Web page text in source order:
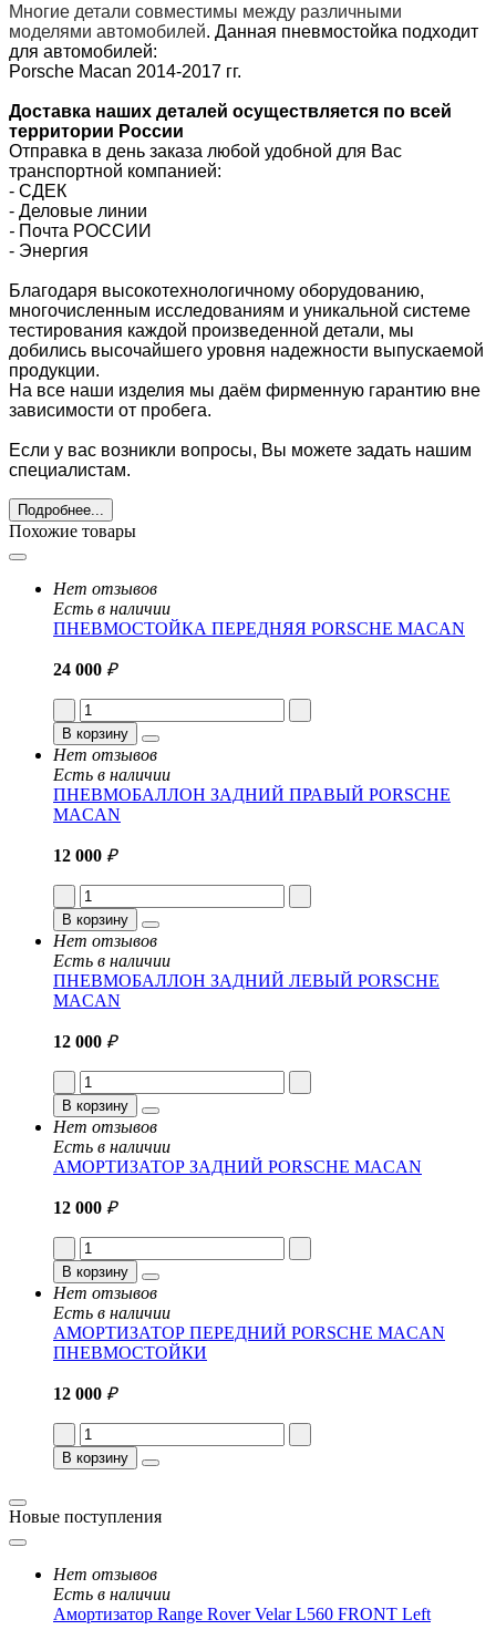
Многие детали совместимы между различными
моделями автомобилей. Данная пневмостойка подходит
для автомобилей:
Porsche Macan 2014-2017 гг.
Доставка наших деталей осуществляется по всей
территории России
Отправка в день заказа любой удобной для Вас
транспортной компанией:
- СДЕК
- Деловые линии
- Почта РОССИИ
- Энергия
Благодаря высокотехнологичному оборудованию,
многочисленным исследованиям и уникальной системе
тестирования каждой произведенной детали, мы
добились высочайшего уровня надежности выпускаемой
продукции.
На все наши изделия мы даём фирменную гарантию вне
зависимости от пробега.
Если у вас возникли вопросы, Вы можете задать нашим
специалистам.
Подробнее...
Похожие товары
Нет отзывов
Есть в наличии
ПНЕВМОСТОЙКА ПЕРЕДНЯЯ PORSCHE MACAN
24 000 ₽
В корзину
Нет отзывов
Есть в наличии
ПНЕВМОБАЛЛОН ЗАДНИЙ ПРАВЫЙ PORSCHE
MACAN
12 000 ₽
В корзину
Нет отзывов
Есть в наличии
ПНЕВМОБАЛЛОН ЗАДНИЙ ЛЕВЫЙ PORSCHE
MACAN
12 000 ₽
В корзину
Нет отзывов
Есть в наличии
АМОРТИЗАТОР ЗАДНИЙ PORSCHE MACAN
12 000 ₽
В корзину
Нет отзывов
Есть в наличии
АМОРТИЗАТОР ПЕРЕДНИЙ PORSCHE MACAN
ПНЕВМОСТОЙКИ
12 000 ₽
В корзину
Новые поступления
Нет отзывов
Есть в наличии
Амортизатор Range Rover Velar L560 FRONT Left